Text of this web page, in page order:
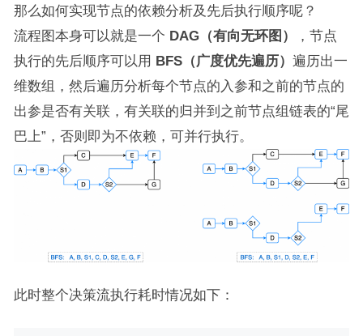
那么如何实现节点的依赖分析及先后执行顺序呢？
流程图本身可以就是一个 DAG（有向无环图）
，节点
执行的先后顺序可以用 BFS（广度优先遍历） 遍历出一
维数组，然后遍历分析每个节点的入参和之前的节点的
出参是否有关联，有关联的归并到之前节点组链表的“尾
巴上”，否则即为不依赖，可并行执行。
此时整个决策流执行耗时情况如下：